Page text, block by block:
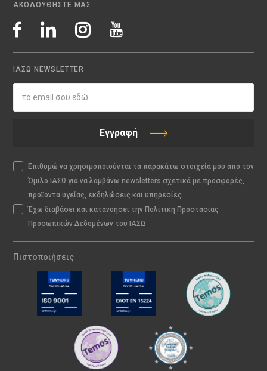
ΑΚΟΛΟΥΘΗΣΤΕ ΜΑΣ
ΙΑΣΩ NEWSLETTER
Εγγραφή
Επιθυμώ να χρησιμοποιούνται τα παρακάτω στοιχεία μου από τον
Όμιλο ΙΑΣΩ για να λαμβάνω newsletters σχετικά με προσφορές,
προϊόντα υγείας, εκδηλώσεις και υπηρεσίες.
Έχω διαβάσει και κατανοήσει την Πολιτική Προστασίας
Προσωπικών Δεδομένων του ΙΑΣΩ
Πιστοποιήσεις